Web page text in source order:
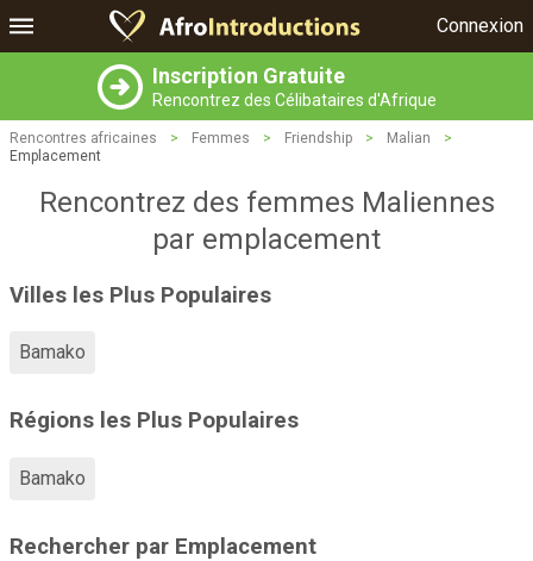
Connexion
Inscription Gratuite
Rencontrez des Célibataires d'Afrique
Rencontres africaines > Femmes > Friendship > Malian
>
Emplacement
Rencontrez des femmes Maliennes
par emplacement
Villes les Plus Populaires
Bamako
Régions les Plus Populaires
Bamako
Rechercher par Emplacement